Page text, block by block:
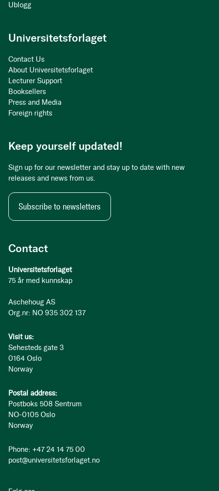
Contact
Universitetsforlaget
75 år med kunnskap
Aschehoug AS
Org.nr: NO 935 302 137
Visit us:
Sehesteds gate 3
0164 Oslo
Norway
Postal address:
Postboks 508 Sentrum
NO-0105 Oslo
Norway
Phone: +47 24 14 75 00
post@universitetsforlaget.no
Ublogg
Universitetsforlaget
Contact Us
About Universitetsforlaget
Lecturer Support
Booksellers
Press and Media
Foreign rights
Keep yourself updated!
Sign up for our newsletter and stay up to date with new
releases and news from us.
Subscribe to newsletters